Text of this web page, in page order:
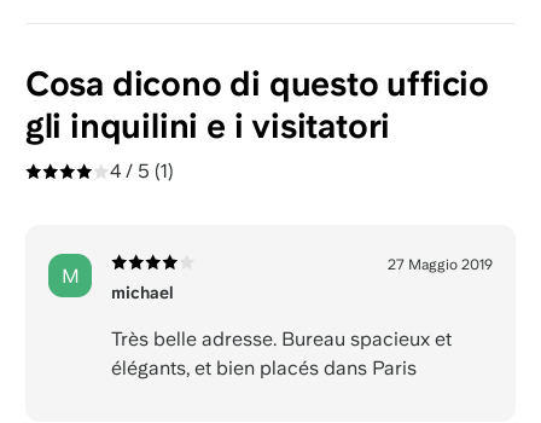
Cosa dicono di questo ufficio
gli inquilini e i visitatori
4 / 5 (1)
M
michael
27 Maggio 2019
Très belle adresse. Bureau spacieux et
élégants, et bien placés dans Paris